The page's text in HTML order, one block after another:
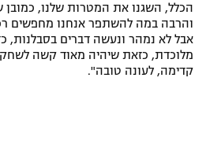
המגזין
הכלל, השגנו את המטרות שלנו, כמובן
והרבה במה להשתפר אנחנו מחפשים
אבל לא נמהר ונעשה דברים בסבלנות,
מלוכדת, כזאת שיהיה מאוד קשה לשחק
קדימה, לעונה טובה".